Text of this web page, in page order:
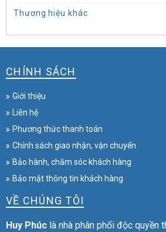
Thương hiệu khác
CHÍNH SÁCH
Giới thiệu
Liên hệ
Phương thức thanh toán
Chính sách giao nhận, vận chuyển
Bảo hành, chăm sóc khách hàng
Bảo mật thông tin khách hàng
VỀ CHÚNG TÔI
Huy Phúc là nhà phân phối độc quyền